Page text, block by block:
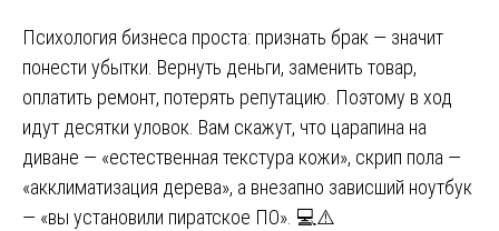
Психология бизнеса проста: признать брак — значит
понести убытки. Вернуть деньги, заменить товар,
оплатить ремонт, потерять репутацию. Поэтому в ход
идут десятки уловок. Вам скажут, что царапина на
диване — «естественная текстура кожи», скрип пола —
«акклиматизация дерева», а внезапно зависший ноутбук
— «вы установили пиратское ПО». 💻⚠️